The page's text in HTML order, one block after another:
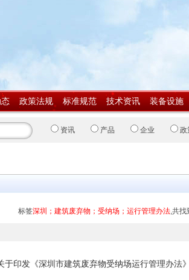
政策法规 标准规范 技术资讯 装备设施
资讯 产品 企业 政
标签深圳；建筑废弃物；受纳场；运行管理办法,共找
于印发《深圳市建筑废弃物受纳场运行管理办法